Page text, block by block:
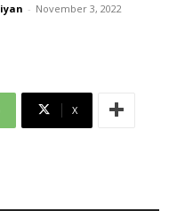
- November 3, 2022
X